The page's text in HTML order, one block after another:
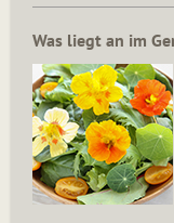
Was liegt an im